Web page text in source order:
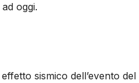
oggi.
sismico dell’evento del